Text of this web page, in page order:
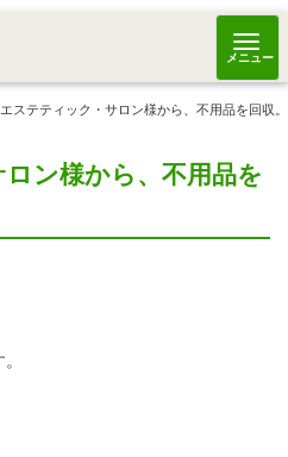
メニュー
エステティック・サロン様から、不用品を回収。
ン様から、不用品を